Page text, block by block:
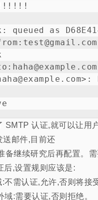
queued as
SMTP 认证,就可以让用
送邮件,目前还
备继续研究后再配置。
后,设置规则应该是:
:不需认证,允许,否则将接
域:需要认证,否则拒绝。